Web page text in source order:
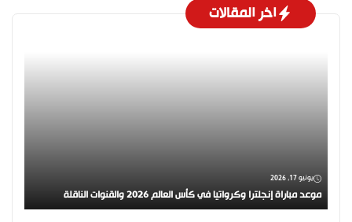
اخر المقالات
يونيو 17, 2026
موعد مباراة إنجلترا وكرواتيا في كأس العالم 2026 والقنوات الناقلة